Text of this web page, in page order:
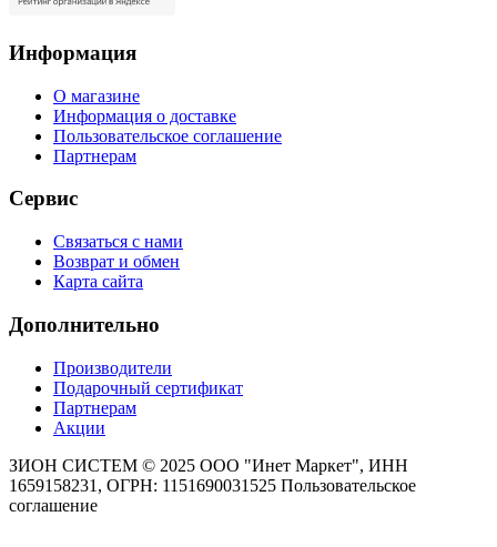
Информация
О магазине
Информация о доставке
Пользовательское соглашение
Партнерам
Сервис
Связаться с нами
Возврат и обмен
Карта сайта
Дополнительно
Производители
Подарочный сертификат
Партнерам
Акции
ЗИОН СИСТЕМ © 2025 ООО "Инет Маркет", ИНН
1659158231, ОГРН: 1151690031525 Пользовательское
соглашение